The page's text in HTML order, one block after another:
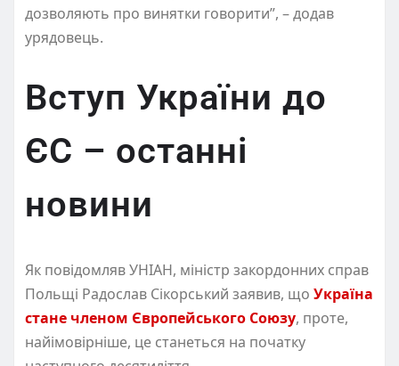
дозволяють про винятки говорити”, – додав
урядовець.
Вступ України до
ЄС – останні
новини
Як повідомляв УНІАН, міністр закордонних справ
Польщі Радослав Сікорський заявив, що Україна
стане членом Європейського Союзу, проте,
найімовірніше, це станеться на початку